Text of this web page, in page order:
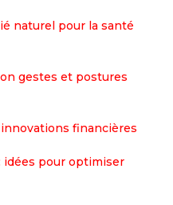
naturel pour la santé
gestes et postures
financières
idées pour optimiser